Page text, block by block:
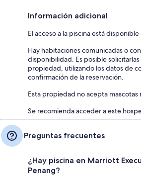
Información adicional
El acceso a la piscina está
Hay habitaciones comunicadas o
disponibilidad. Es posible
propiedad, utilizando los datos de
confirmación de la reservación.
Esta propiedad no acepta mascotas
Se recomienda acceder a este
Preguntas frecuentes
¿Hay piscina en Marriott
Penang?